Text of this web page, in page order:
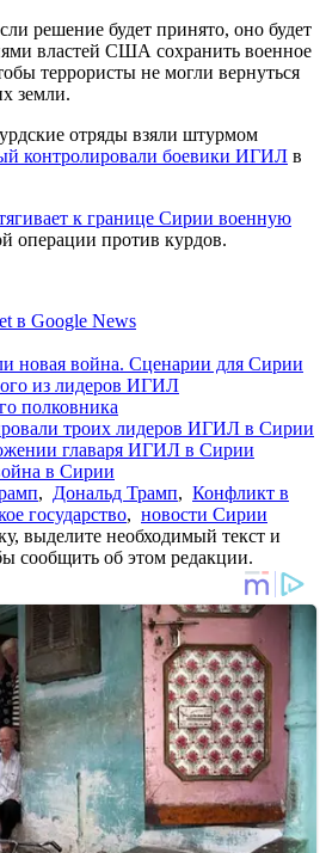
решение будет принято, оно будет
властей США сохранить военное
террористы не могли вернуться
земли.
отряды взяли штурмом
контролировали боевики ИГИЛ в
к границе Сирии военную
операции против курдов.
в Google News
новая война. Сценарии для Сирии
из лидеров ИГИЛ
полковника
троих лидеров ИГИЛ в Сирии
главаря ИГИЛ в Сирии
в Сирии
, Дональд Трамп, Конфликт в
государство, новости Сирии
выделите необходимый текст и
сообщить об этом редакции.